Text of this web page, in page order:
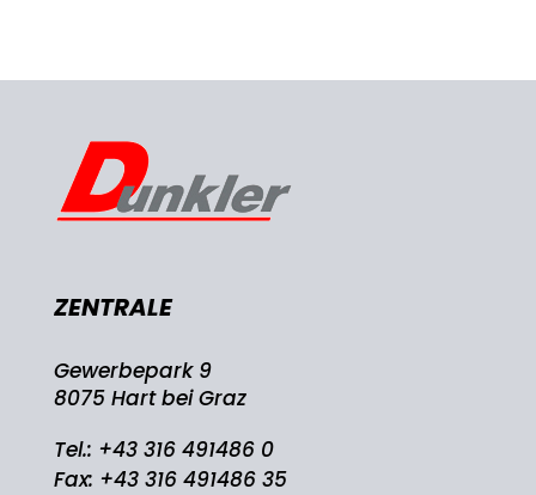
ZENTRALE
Gewerbepark 9
8075 Hart bei Graz
Tel.: +43 316 491486 0
Fax: +43 316 491486 35